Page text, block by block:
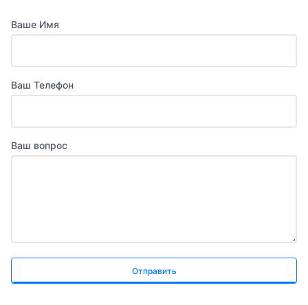
Ваше Имя
Ваш Телефон
Ваш вопрос
Отправить